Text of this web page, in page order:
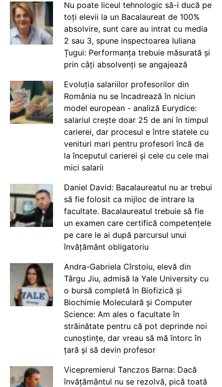
Nu poate liceul tehnologic să-i ducă pe
toți elevii la un Bacalaureat de 100%
absolvire, sunt care au intrat cu media
2 sau 3, spune inspectoarea Iuliana
Țugui: Performanța trebuie măsurată și
prin câți absolvenți se angajează
Evoluția salariilor profesorilor din
România nu se încadrează în niciun
model european - analiză Eurydice:
salariul crește doar 25 de ani în timpul
carierei, dar procesul e între statele cu
venituri mari pentru profesori încă de
la începutul carierei și cele cu cele mai
mici salarii
Daniel David: Bacalaureatul nu ar trebui
să fie folosit ca mijloc de intrare la
facultate. Bacalaureatul trebuie să fie
un examen care certifică competențele
pe care le ai după parcursul unui
învățământ obligatoriu
Andra-Gabriela Cîrstoiu, elevă din
Târgu Jiu, admisă la Yale University cu
o bursă completă în Biofizică și
Biochimie Moleculară și Computer
Science: Am ales o facultate în
străinătate pentru că pot deprinde noi
cunoștințe, dar vreau să mă întorc în
țară și să devin profesor
Vicepremierul Tanczos Barna: Dacă
învățământul nu se rezolvă, pică toată